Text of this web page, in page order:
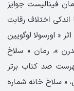
فینالیست جوایز
اندکی اختلاف رقابت
« اورسولا لوگویین
« کتابخانه مدرن »، رمان « سلاخ
صد کتاب برتر
« سلاخ خانه شماره